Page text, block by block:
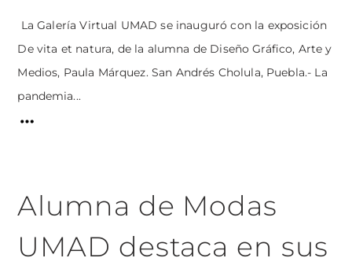
La Galería Virtual UMAD se inauguró con la exposición
De vita et natura, de la alumna de Diseño Gráfico, Arte y
Medios, Paula Márquez. San Andrés Cholula, Puebla.- La
pandemia...
Alumna de Modas
UMAD destaca en sus